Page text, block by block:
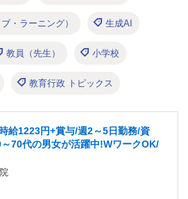
・ラーニング） 生成AI
教員（先生） 小学校
教育行政 トピックス
給1223円+賞与/週2～5日勤務/資
70代の男女が活躍中!WワークOK/